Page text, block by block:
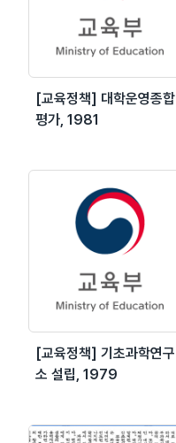
[교육정책] 대학운영종합
평가, 1981
[교육정책] 기초과학연구
소 설립, 1979